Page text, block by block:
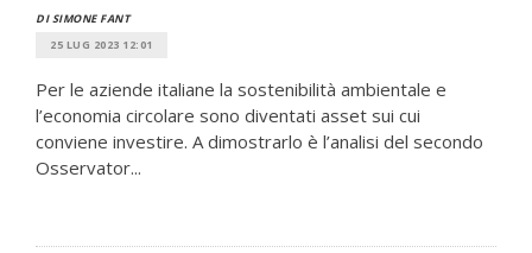
DI SIMONE FANT
25 LUG 2023 12:01
Per le aziende italiane la sostenibilità ambientale e
l’economia circolare sono diventati asset sui cui
conviene investire. A dimostrarlo è l’analisi del secondo
Osservator...